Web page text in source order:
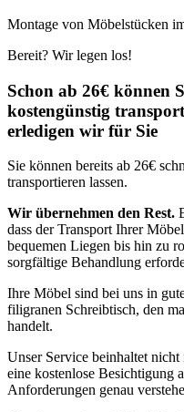
Montage von Möbelstücken
Bereit? Wir legen los!
Schon ab 26€ können
kostengünstig
erledigen wir für Sie
Sie können bereits ab 26€
transportieren lassen.
Wir übernehmen den Rest.
dass der Transport Ihrer
bequemen Liegen bis hin zu
sorgfältige Behandlung
Ihre Möbel sind bei uns in
filigranen Schreibtisch, den
handelt.
Unser Service beinhaltet
eine kostenlose Besichtigung
Anforderungen genau